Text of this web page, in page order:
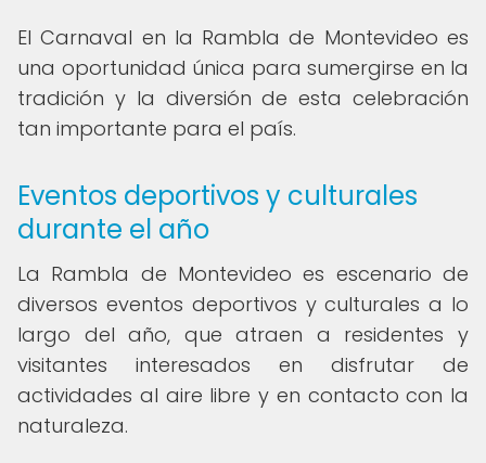
El Carnaval en la Rambla de Montevideo es
una oportunidad única para sumergirse en la
tradición y la diversión de esta celebración
tan importante para el país.
Eventos deportivos y culturales
durante el año
La Rambla de Montevideo es escenario de
diversos eventos deportivos y culturales a lo
largo del año, que atraen a residentes y
visitantes interesados en disfrutar de
actividades al aire libre y en contacto con la
naturaleza.